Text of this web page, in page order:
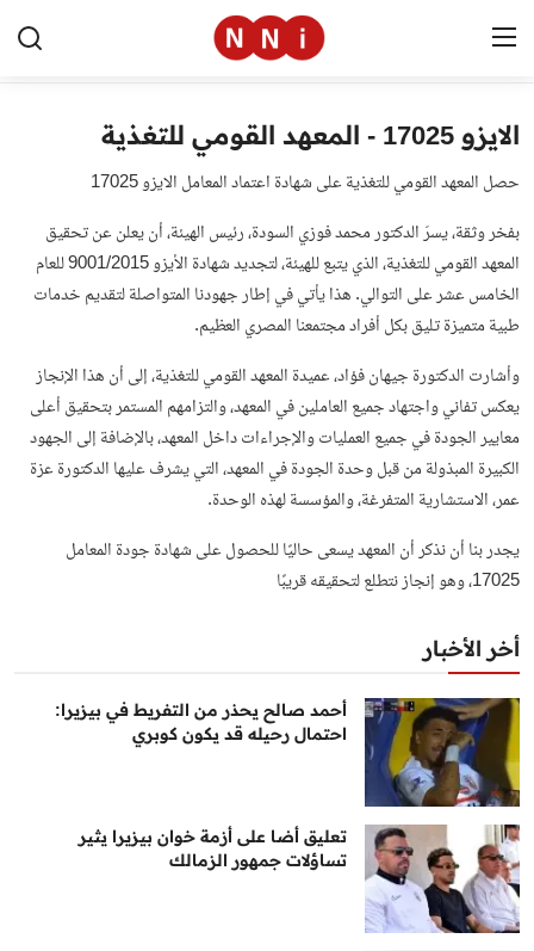
الرئيسية
العالم
الرياضة
مال وأعمال
تقنية
التعليم
الايزو 17025 - المعهد القومي للتغذية
حصل المعهد القومي للتغذية على شهادة اعتماد المعامل الايزو 17025
بفخر وثقة، يسرّ الدكتور محمد فوزي السودة، رئيس الهيئة، أن يعلن عن تحقيق
المعهد القومي للتغذية، الذي يتبع للهيئة، لتجديد شهادة الأيزو 9001/2015 للعام
الخامس عشر على التوالي. هذا يأتي في إطار جهودنا المتواصلة لتقديم خدمات
طبية متميزة تليق بكل أفراد مجتمعنا المصري العظيم.
وأشارت الدكتورة جيهان فؤاد، عميدة المعهد القومي للتغذية، إلى أن هذا الإنجاز
يعكس تفاني واجتهاد جميع العاملين في المعهد، والتزامهم المستمر بتحقيق أعلى
معايير الجودة في جميع العمليات والإجراءات داخل المعهد، بالإضافة إلى الجهود
الكبيرة المبذولة من قبل وحدة الجودة في المعهد، التي يشرف عليها الدكتورة عزة
عمر، الاستشارية المتفرغة، والمؤسسة لهذه الوحدة.
يجدر بنا أن نذكر أن المعهد يسعى حاليًا للحصول على شهادة جودة المعامل
17025، وهو إنجاز نتطلع لتحقيقه قريبًا
أخر الأخبار
أحمد صالح يحذر من التفريط في بيزيرا:
احتمال رحيله قد يكون كوبري
تعليق أضا على أزمة خوان بيزيرا يثير
تساؤلات جمهور الزمالك